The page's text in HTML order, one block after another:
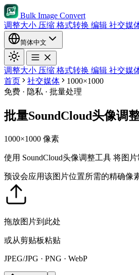
Bulk Image Convert
调整大小 压缩 格式转换 编辑 社交媒
简体中文
调整大小 压缩 格式转换 编辑 社交媒
首页
社交媒体
1000×1000
免费 · 隐私 · 批量处理
批量SoundCloud头像调
1000×1000 像素
使用 SoundCloud头像调整工具 将图
预设会应用该图片位置所需的精确像
拖放图片到此处
或从剪贴板粘贴
JPEG/JPG · PNG · WebP